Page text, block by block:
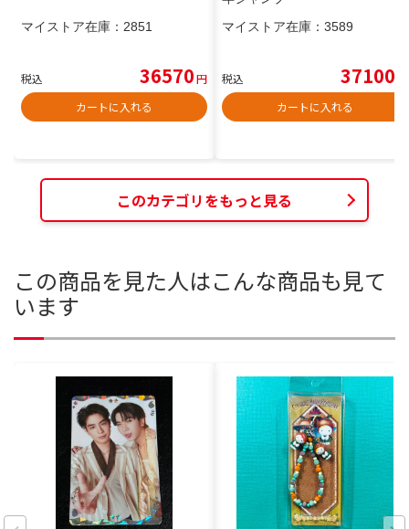
マイストア在庫： 2851
税込 36570円
カートに入れる
マイストア在庫： 3589
税込 37100
カートに入れる
このカテゴリをもっと見る
この商品を見た人はこんな商品も見て
います